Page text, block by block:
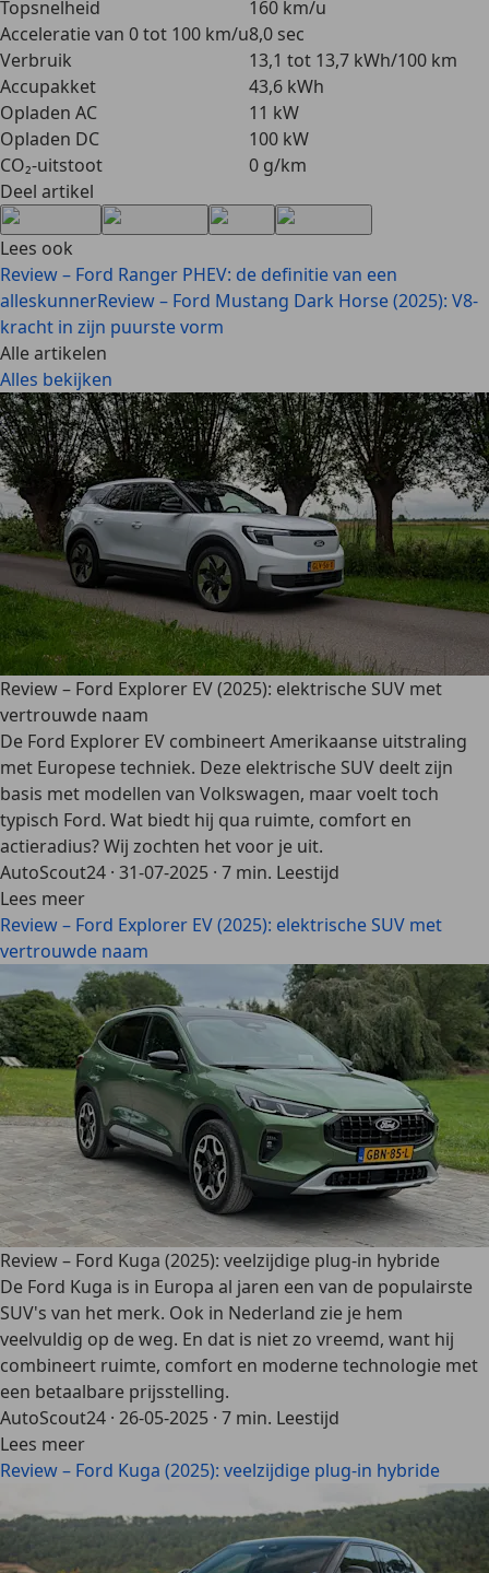
Topsnelheid
160 km/u
Acceleratie van 0 tot 100 km/u8,0 sec
Verbruik
13,1 tot 13,7 kWh/100 km
Accupakket
43,6 kWh
Opladen AC
11 kW
Opladen DC
100 kW
CO₂-uitstoot
0 g/km
Deel artikel
Lees ook
Review – Ford Ranger PHEV: de definitie van een
alleskunnerReview – Ford Mustang Dark Horse (2025): V8-
kracht in zijn puurste vorm
Alle artikelen
Alles bekijken
Review – Ford Explorer EV (2025): elektrische SUV met
vertrouwde naam
De Ford Explorer EV combineert Amerikaanse uitstraling
met Europese techniek. Deze elektrische SUV deelt zijn
basis met modellen van Volkswagen, maar voelt toch
typisch Ford. Wat biedt hij qua ruimte, comfort en
actieradius? Wij zochten het voor je uit.
AutoScout24 · 31-07-2025 · 7 min. Leestijd
Lees meer
Review – Ford Explorer EV (2025): elektrische SUV met
vertrouwde naam
Review – Ford Kuga (2025): veelzijdige plug-in hybride
De Ford Kuga is in Europa al jaren een van de populairste
SUV's van het merk. Ook in Nederland zie je hem
veelvuldig op de weg. En dat is niet zo vreemd, want hij
combineert ruimte, comfort en moderne technologie met
een betaalbare prijsstelling.
AutoScout24 · 26-05-2025 · 7 min. Leestijd
Lees meer
Review – Ford Kuga (2025): veelzijdige plug-in hybride